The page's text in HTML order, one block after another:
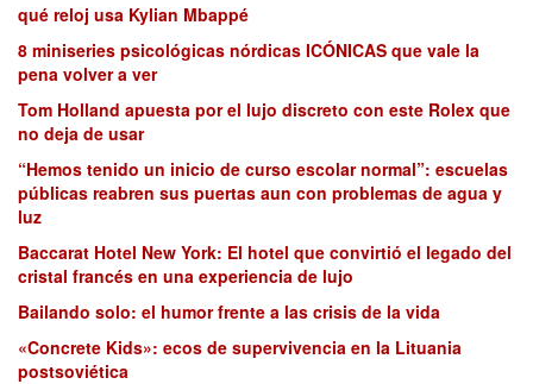
qué reloj usa Kylian Mbappé
8 miniseries psicológicas nórdicas ICÓNICAS que vale la
pena volver a ver
Tom Holland apuesta por el lujo discreto con este Rolex que
no deja de usar
“Hemos tenido un inicio de curso escolar normal”: escuelas
públicas reabren sus puertas aun con problemas de agua y
luz
Baccarat Hotel New York: El hotel que convirtió el legado del
cristal francés en una experiencia de lujo
Bailando solo: el humor frente a las crisis de la vida
«Concrete Kids»: ecos de supervivencia en la Lituania
postsoviética